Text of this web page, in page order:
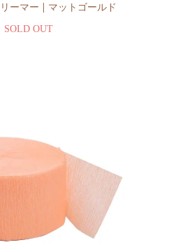
ーマー | マットゴールド
SOLD OUT